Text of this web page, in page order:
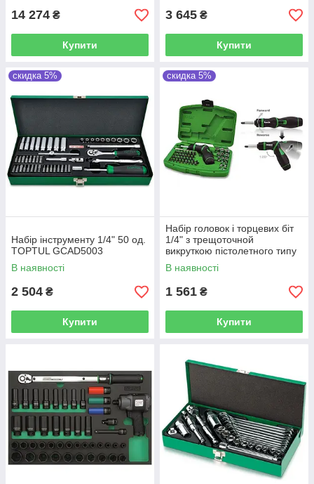
14 274 ₴
Купити
3 645 ₴
Купити
скидка 5%
Набір інструменту 1/4" 50 од.
TOPTUL GCAD5003
В наявності
2 504 ₴
Купити
скидка 5%
Набір головок і торцевих біт
1/4" з трещоточной
викруткою пістолетного типу
Toptul GAAI5401
В наявності
1 561 ₴
Купити